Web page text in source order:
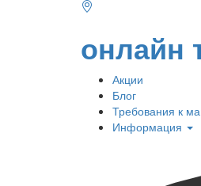
онлайн
Акции
Блог
Требования к
Информация